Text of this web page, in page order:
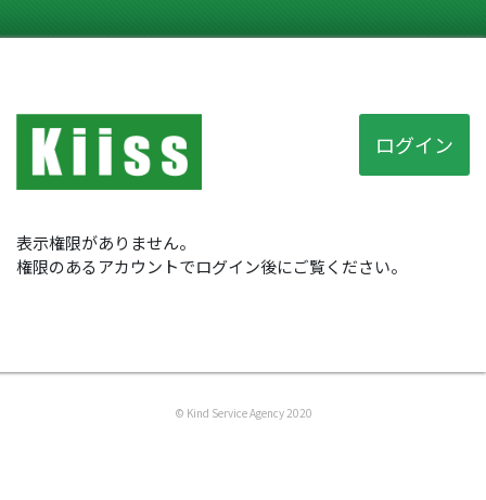
ログイン
表示権限がありません。
権限のあるアカウントでログイン後にご覧ください。
© Kind Service Agency 2020